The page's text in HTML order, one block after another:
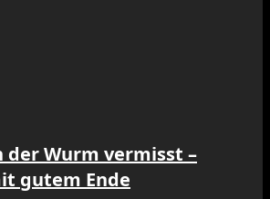
der Wurm vermisst –
gutem Ende